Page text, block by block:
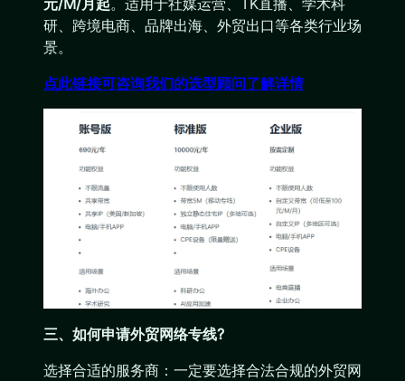
元/M/月起。适用于社媒运营、TK直播、学术科
研、跨境电商、品牌出海、外贸出口等各类行业场
景。
点此链接可咨询我们的选型顾问了解详情
三、如何申请外贸网络专线?
选择合适的服务商：一定要选择合法合规的外贸网